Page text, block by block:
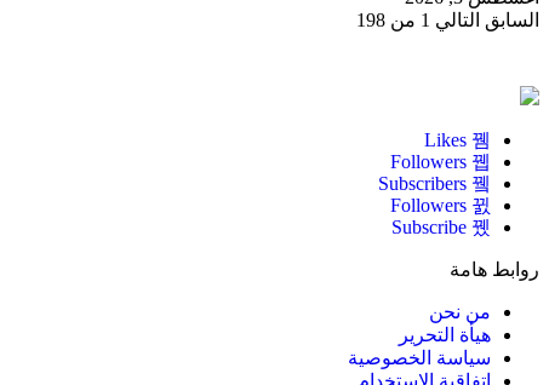
السابق التالي 1 من 198
روابط هامة
من نحن
هيأة التحرير
سياسة الخصوصية
اتفاقية الاستخدام